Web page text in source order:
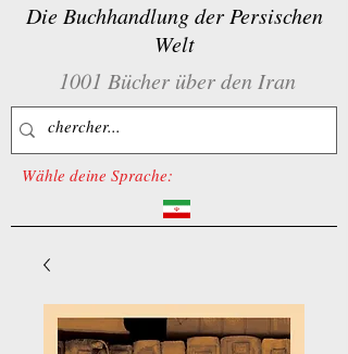
Die Buchhandlung der Persischen
Welt
1001 Bücher über den Iran
Wähle deine Sprache: